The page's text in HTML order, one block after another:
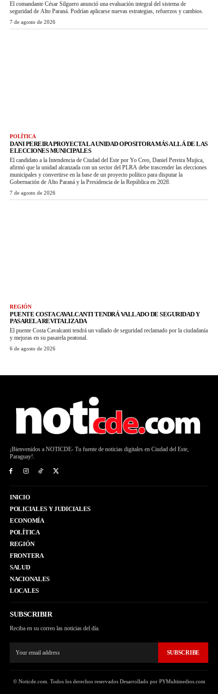
El comandante César Silguero anunció una evaluación integral del sistema de
seguridad de Alto Paraná. Podrían aplicarse nuevas estrategias, refuerzos y cambios.
7 de agosto de 2026
POLÍTICA
DANI PEREIRA PROYECTA LA UNIDAD OPOSITORA MÁS ALLÁ DE LAS
ELECCIONES MUNICIPALES
El candidato a la Intendencia de Ciudad del Este por Yo Creo, Daniel Pereira Mujica,
afirmó que la unidad alcanzada con un sector del PLRA debe trascender las elecciones
municipales y convertirse en la base de un proyecto político para disputar la
Gobernación de Alto Paraná y la Presidencia de la República en 2028.
7 de agosto de 2026
REGIÓN
PUENTE COSTA CAVALCANTI TENDRÁ VALLADO DE SEGURIDAD Y
PASARELA REVITALIZADA
El puente Costa Cavalcanti tendrá un vallado de seguridad reclamado por la ciudadanía
y mejoras en su pasarela peatonal.
6 de agosto de 2026
¡Bienvenidos a NOTICDE- Tu fuente de noticias digitales en Ciudad del Este,
Paraguay!.
INICIO
POLICIALES Y JUDICIALES
ECONOMÍA
POLÍTICA
REGIÓN
FRONTERA
SALUD
NACIONALES
LOCALES
SUBSCRIBIR
Reciba en su correo las noticias del día.
SUBSCRIBE
© Noticde.com. Todos los derechos reservados Desarrollado por PYMultimedios.com